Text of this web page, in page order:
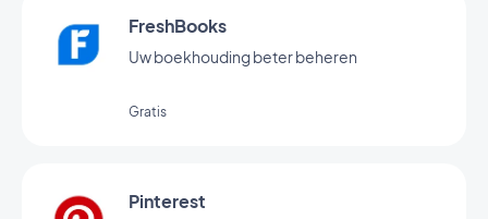
FreshBooks
Uw boekhouding beter beheren
Gratis
Pinterest